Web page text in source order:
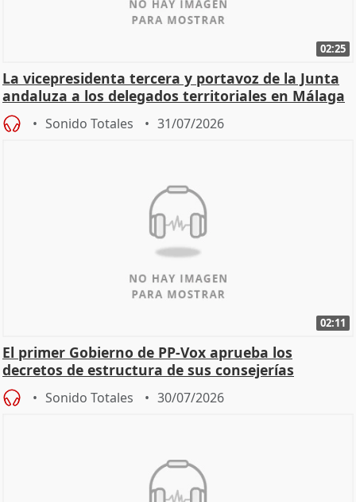
02:25
La vicepresidenta tercera y portavoz de la Junta
andaluza a los delegados territoriales en Málaga
Sonido Totales 31/07/2026
02:11
El primer Gobierno de PP-Vox aprueba los
decretos de estructura de sus consejerías
Sonido Totales 30/07/2026